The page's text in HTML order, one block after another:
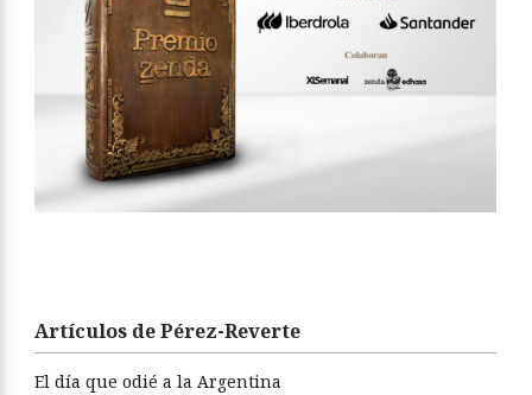
Artículos de Pérez-Reverte
El día que odié a la Argentina